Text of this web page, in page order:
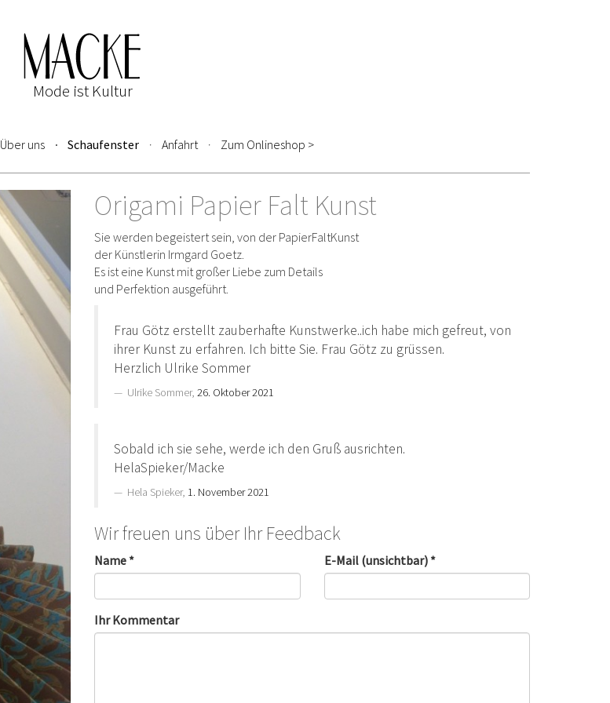
Mode ist Kultur
Über uns Schaufenster Anfahrt Zum Onlineshop >
Origami Papier Falt Kunst
Sie werden begeistert sein, von der PapierFaltKunst
der Künstlerin Irmgard Goetz.
Es ist eine Kunst mit großer Liebe zum Details
und Perfektion ausgeführt.
Frau Götz erstellt zauberhafte Kunstwerke..ich habe mich gefreut, von
ihrer Kunst zu erfahren. Ich bitte Sie. Frau Götz zu grüssen.
Herzlich Ulrike Sommer
Ulrike Sommer, 26. Oktober 2021
Sobald ich sie sehe, werde ich den Gruß ausrichten.
HelaSpieker/Macke
Hela Spieker, 1. November 2021
Wir freuen uns über Ihr Feedback
Name * E-Mail (unsichtbar) *
Ihr Kommentar